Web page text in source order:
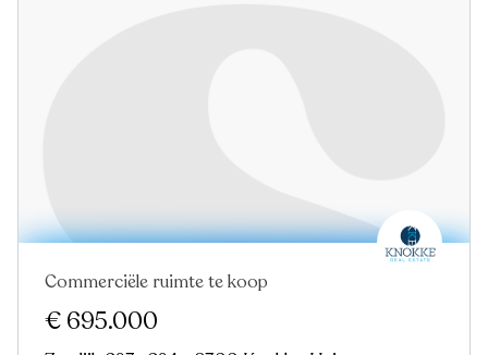
Nieuw
Commerciële ruimte te koop
€ 695.000